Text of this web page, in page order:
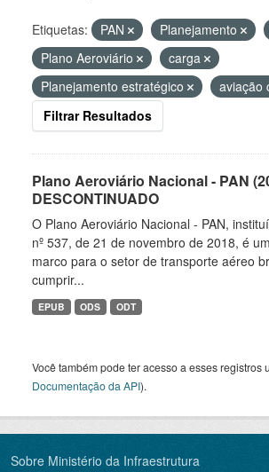
Etiquetas: PAN Planejamento
Plano Aeroviário
carga
Planejamento estratégico
aviação
Filtrar Resultados
Plano Aeroviário Nacional - PAN
DESCONTINUADO
O Plano Aeroviário Nacional - PAN,
nº 537, de 21 de novembro de 2018, é
marco para o setor de transporte aéreo
cumprir...
EPUB ODS ODT
Você também pode ter acesso a esses registros
Documentação da API).
Sobre Ministério da Infraestrutura